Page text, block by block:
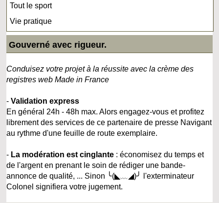
Tout le sport
Vie pratique
Gouverné avec rigueur.
Conduisez votre projet à la réussite avec la crème des
registres web Made in France
-Validation express
En général 24h - 48h max. Alors engagez-vous et profitez
librement des services de ce partenaire de presse Navigant
au rythme d'une feuille de route exemplaire.
- La modération est cinglante : économisez du temps et
de l'argent en prenant le soin de rédiger une bande-
annonce de qualité, ... Sinon ╰(◣﹏◢)╯ l'exterminateur
Colonel signifiera votre jugement.